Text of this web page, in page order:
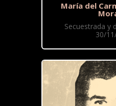
María del
Secuestrada y
30/